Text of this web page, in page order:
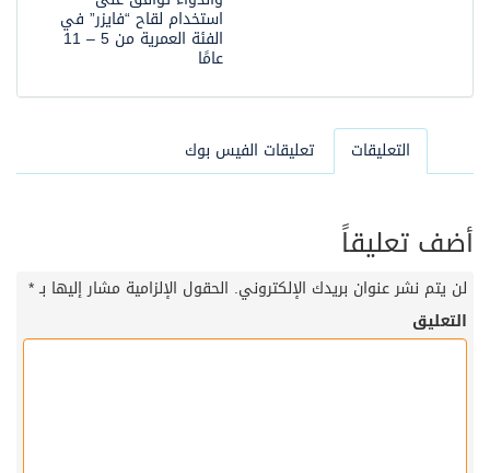
استخدام لقاح “فايزر” في
الفئة العمرية من 5 – 11
عامًا
التعليقات تعليقات الفيس بوك
أضف تعليقاً
لن يتم نشر عنوان بريدك الإلكتروني. الحقول الإلزامية مشار إليها بـ*
التعليق